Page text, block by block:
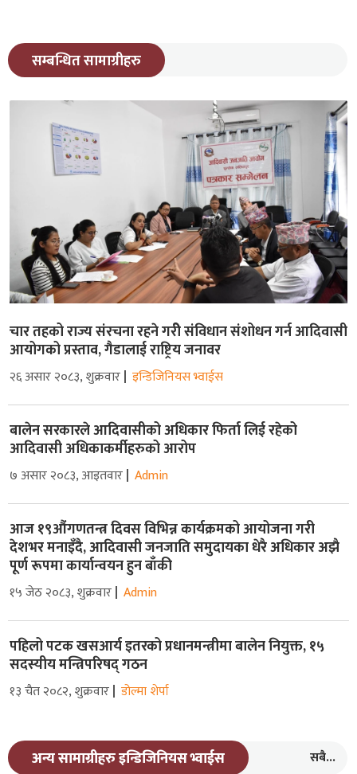
सम्बन्धित सामाग्रीहरु
चार तहको राज्य संरचना रहने गरीे संविधान संशोधन गर्न आदिवासी
आयोगको प्रस्ताव, गैडालाई राष्ट्रिय जनावर
२६ असार २०८३, शुक्रवार इन्डिजिनियस भ्वाईस
बालेन सरकारले आदिवासीको अधिकार फिर्ता लिई रहेको
आदिवासी अधिकाकर्मीहरुको आरोप
७ असार २०८३, आइतवार Admin
आज १९औंगणतन्त्र दिवस विभिन्न कार्यक्रमको आयोजना गरी
देशभर मनाइँदै, आदिवासी जनजाति समुदायका धेरै अधिकार अझै
पूर्ण रूपमा कार्यान्वयन हुन बाँकी
१५ जेठ २०८३, शुक्रवार Admin
पहिलो पटक खसआर्य इतरको प्रधानमन्त्रीमा बालेन नियुक्त, १५
सदस्यीय मन्त्रिपरिषद् गठन
१३ चैत २०८२, शुक्रवार डोल्मा शेर्पा
अन्य सामाग्रीहरु इन्डिजिनियस भ्वाईस सबै...